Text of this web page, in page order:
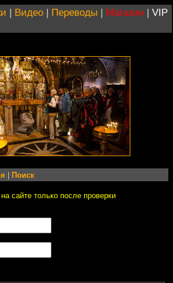
| Видео | Переводы | Магазин | VIP
Поиск
сайте только после проверки